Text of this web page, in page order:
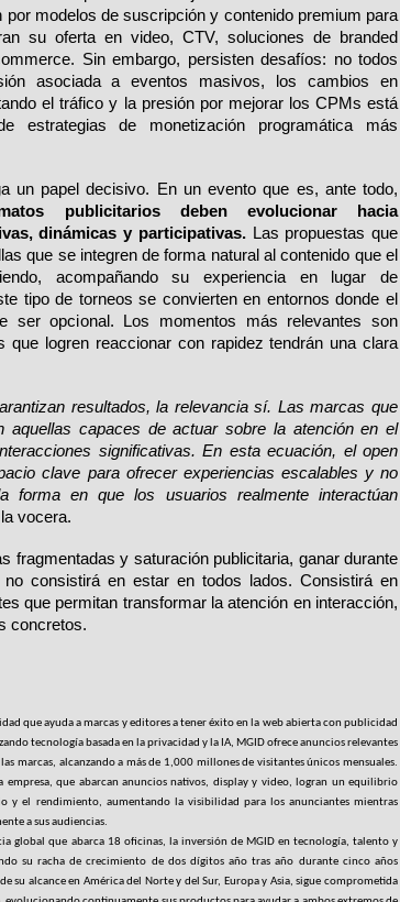
por modelos de suscripción y contenido premium para
su oferta en video, CTV, soluciones de branded
Sin embargo, persisten desafíos: no todos
asociada a eventos masivos, los cambios en
el tráfico y la presión por mejorar los CPMs está
estrategias de monetización programática más
un papel decisivo. En un evento que es, ante todo,
publicitarios deben evolucionar hacia
dinámicas y participativas. Las propuestas que
que se integren de forma natural al contenido que el
acompañando su experiencia en lugar de
tipo de torneos se convierten en entornos donde el
ser opcional. Los momentos más relevantes son
que logren reaccionar con rapidez tendrán una clara
resultados, la relevancia sí. Las marcas que
aquellas capaces de actuar sobre la atención en el
significativas. En esta ecuación, el open
clave para ofrecer experiencias escalables y no
forma en que los usuarios realmente interactúan
vocera.
fragmentadas y saturación publicitaria, ganar durante
consistirá en estar en todos lados. Consistirá en
que permitan transformar la atención en interacción,
concretos.
que ayuda a marcas y editores a tener éxito en la web abierta con publicidad
tecnología basada en la privacidad y la IA, MGID ofrece anuncios relevantes
marcas, alcanzando a más de 1,000 millones de visitantes únicos mensuales.
empresa, que abarcan anuncios nativos, display y video, logran un equilibrio
y el rendimiento, aumentando la visibilidad para los anunciantes mientras
a sus audiencias.
global que abarca 18 oficinas, la inversión de MGID en tecnología, talento y
su racha de crecimiento de dos dígitos año tras año durante cinco años
su alcance en América del Norte y del Sur, Europa y Asia, sigue comprometida